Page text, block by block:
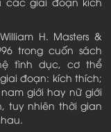
H. Masters &
trong cuốn sách
tình dục, cơ thể
đoạn: kích thích;
giới hay nữ giới
tuy nhiên thời gian